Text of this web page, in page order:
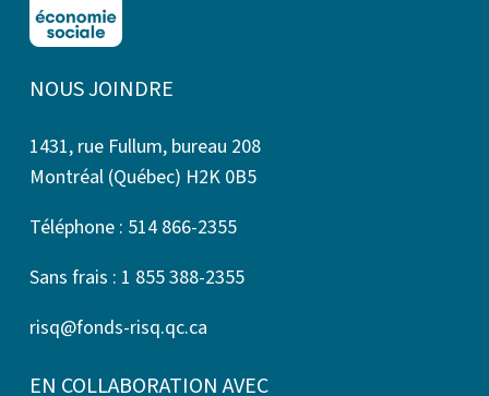
NOUS JOINDRE
1431, rue Fullum, bureau 208
Montréal (Québec) H2K 0B5
Téléphone : 514 866-2355
Sans frais : 1 855 388-2355
risq@fonds-risq.qc.ca
EN COLLABORATION AVEC